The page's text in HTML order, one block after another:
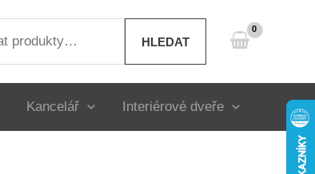
HLEDAT
Kancelář Interiérové dveře